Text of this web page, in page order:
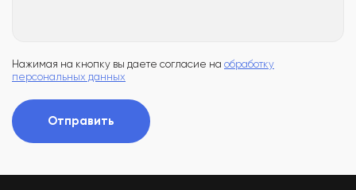
Нажимая на кнопку вы даете согласие на обработку
персональных данных
Отправить